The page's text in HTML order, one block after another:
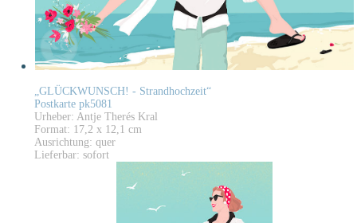
„GLÜCKWUNSCH! - Strandhochzeit“
Postkarte pk5081
Urheber: Antje Therés Kral
Format: 17,2 x 12,1 cm
Ausrichtung: quer
Lieferbar: sofort